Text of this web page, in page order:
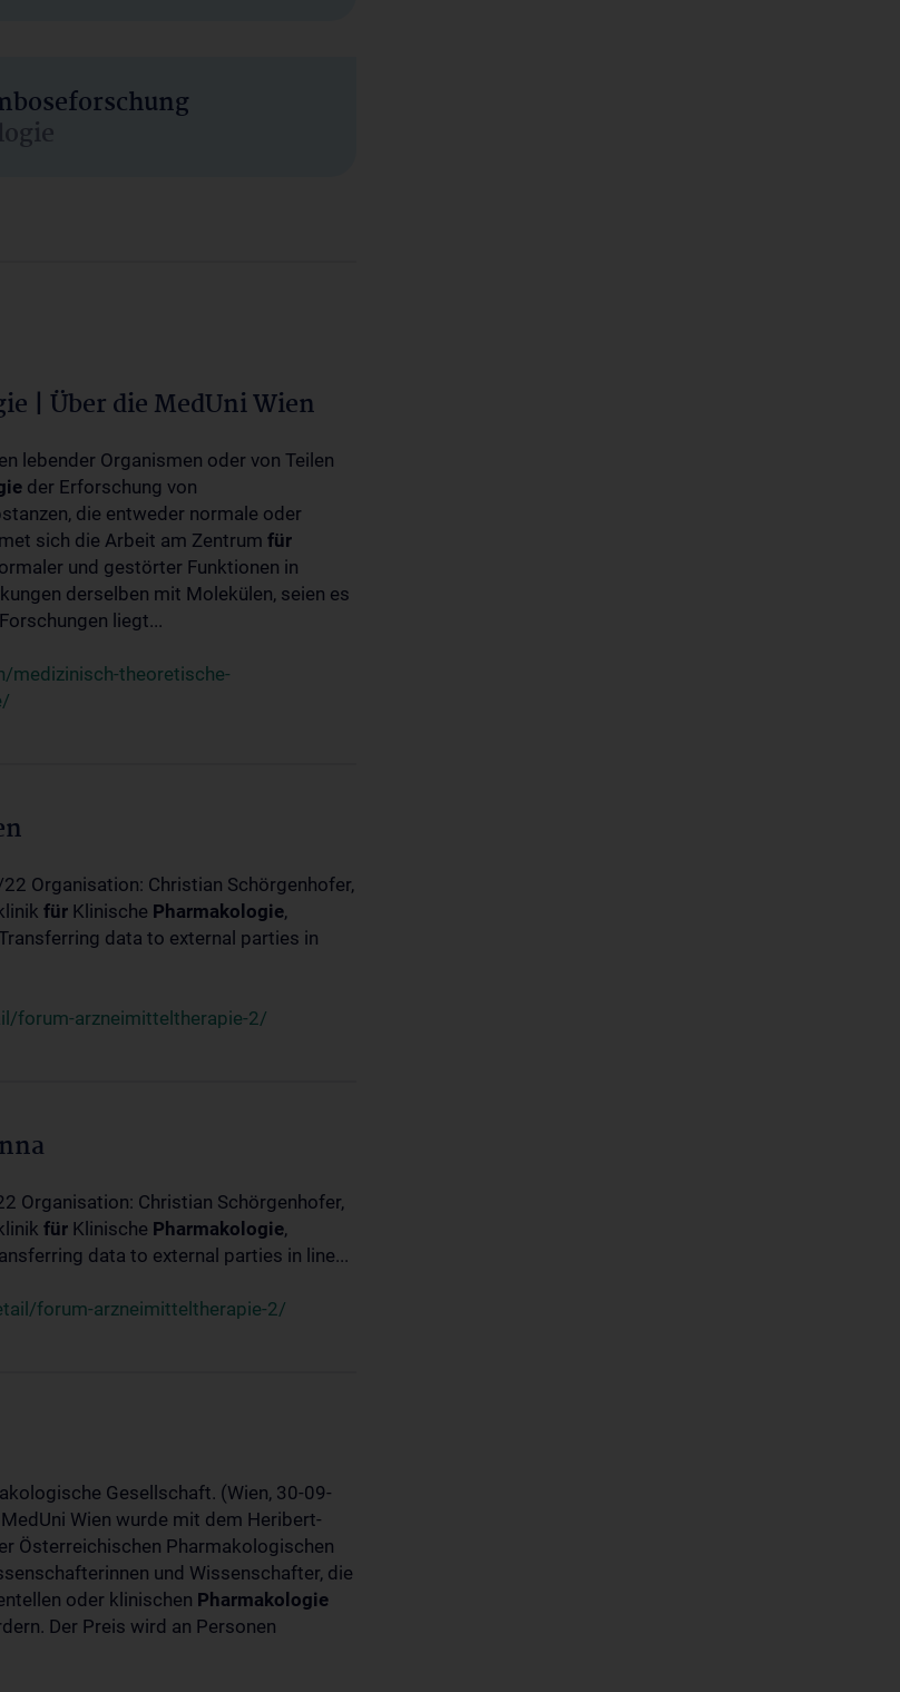
| Über die MedUni Wien
lebender Organismen oder von Teilen
der Erforschung von
die entweder normale oder
sich die Arbeit am Zentrum für
und gestörter Funktionen in
derselben mit Molekülen, seien es
liegt...
medizinisch-theoretische-
Organisation: Christian Schörgenhofer,
für Klinische Pharmakologie,
data to external parties in
forum-arzneimitteltherapie-2/
Organisation: Christian Schörgenhofer,
für Klinische Pharmakologie,
data to external parties in line...
forum-arzneimitteltherapie-2/
Gesellschaft. (Wien, 30-09-
Wien wurde mit dem Heribert-
Österreichischen Pharmakologischen
und Wissenschafter, die
oder klinischen Pharmakologie
Der Preis wird an Personen